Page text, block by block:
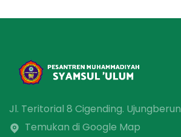
Jl. Teritorial 8 Cigending.
Temukan di Google Map